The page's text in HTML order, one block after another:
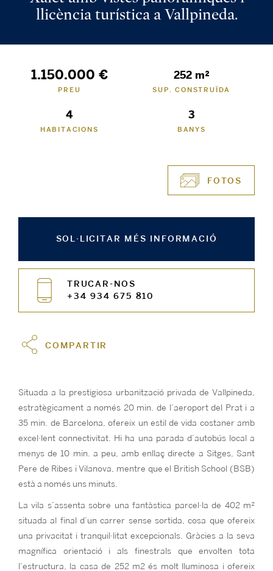
llicència turística a Vallpineda.
1.150.000 €
PREU
252 m²
SUP. CONSTRUÏDA
4
HABITACIONS
3
BANYS
FOTOS
SOL·LICITAR MÉS INFORMACIÓ
TRUCAR-NOS
+34 934 675 810
COMPARTIR
Situada a la prestigiosa urbanització privada de Vallpineda,
estratègicament a només 20 min. de l’aeroport del Prat i a
35 min. de Barcelona, ofereix un estil de vida costaner amb
excel·lent connectivitat. Hi ha una parada d’autobús local a
menys de 10 min. a peu, amb enllaç directe a Sitges, Sant
Pere de Ribes i Vilanova, mentre que el British School (BSB)
està a només uns minuts.
La vila s’assenta sobre una fantàstica parcel·la de 402 m²
situada al final d’un carrer sense sortida, cosa que ofereix
una privacitat i tranquil·litat excepcionals. Gràcies a la seva
magnífica orientació i als finestrals que envolten tota
l’estructura, la casa de 252 m2 és molt lluminosa i ofereix